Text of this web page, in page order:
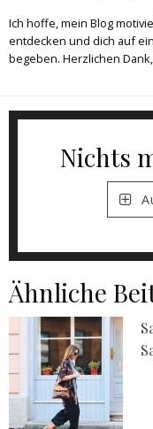
Ich hoffe, mein Blog
entdecken und dich auf
begeben. Herzlichen
Nichts
Ähnliche